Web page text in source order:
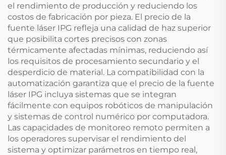
el rendimiento de producción y reduciendo los
costos de fabricación por pieza. El precio de la
fuente láser IPG refleja una calidad de haz superior
que posibilita cortes precisos con zonas
térmicamente afectadas mínimas, reduciendo así
los requisitos de procesamiento secundario y el
desperdicio de material. La compatibilidad con la
automatización garantiza que el precio de la fuente
láser IPG incluya sistemas que se integran
fácilmente con equipos robóticos de manipulación
y sistemas de control numérico por computadora.
Las capacidades de monitoreo remoto permiten a
los operadores supervisar el rendimiento del
sistema y optimizar parámetros en tiempo real,